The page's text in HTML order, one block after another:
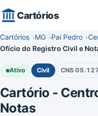
Cartórios
Cartórios MG Pai Pedro
Ofício do Registro Civil e
Ativo Civil CNS
Cartório -
Notas